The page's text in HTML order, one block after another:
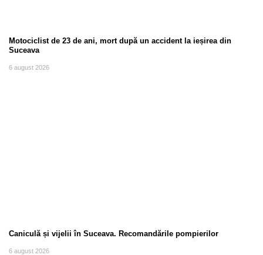
Motociclist de 23 de ani, mort după un accident la ieșirea din
Suceava
6 august 2026
Caniculă și vijelii în Suceava. Recomandările pompierilor
6 august 2026